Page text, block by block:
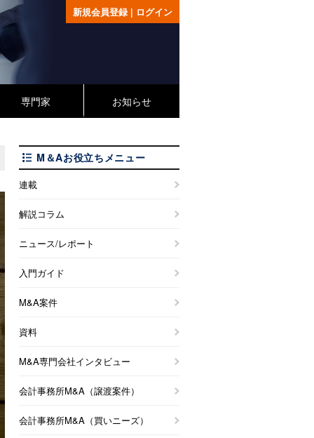
新規会員登録| ログイン
専門家 お知らせ
M＆Aお役立ちメニュー
連載
解説コラム
ニュース/レポート
入門ガイド
M&A案件
資料
M&A専門会社インタビュー
会計事務所M&A（譲渡案件）
会計事務所M&A（買いニーズ）